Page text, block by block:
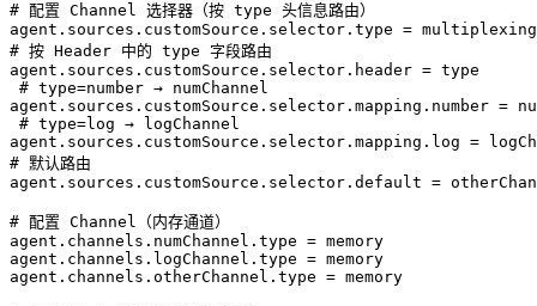
# 配置 Channel 选择器（按 type 头信息路由）
agent.sources.customSource.selector.type =
# 按 Header 中的 type 字段路由
agent.sources.customSource.selector.header = type
# type=number → numChannel
agent.sources.customSource.selector.mapping.number =
# type=log → logChannel
agent.sources.customSource.selector.mapping.log =
# 默认路由
agent.sources.customSource.selector.default =
# 配置 Channel（内存通道）
agent.channels.numChannel.type = memory
agent.channels.logChannel.type = memory
agent.channels.otherChannel.type = memory